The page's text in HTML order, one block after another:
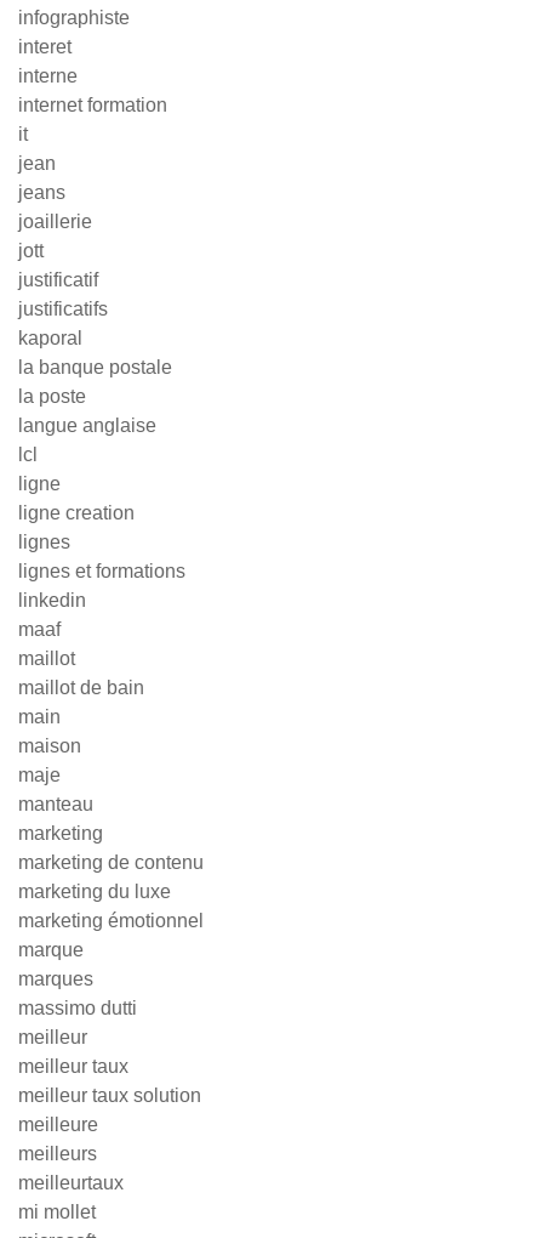
infographiste
interet
interne
internet formation
it
jean
jeans
joaillerie
jott
justificatif
justificatifs
kaporal
la banque postale
la poste
langue anglaise
lcl
ligne
ligne creation
lignes
lignes et formations
linkedin
maaf
maillot
maillot de bain
main
maison
maje
manteau
marketing
marketing de contenu
marketing du luxe
marketing émotionnel
marque
marques
massimo dutti
meilleur
meilleur taux
meilleur taux solution
meilleure
meilleurs
meilleurtaux
mi mollet